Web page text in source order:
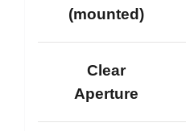
(mounted)
Clear
Aperture